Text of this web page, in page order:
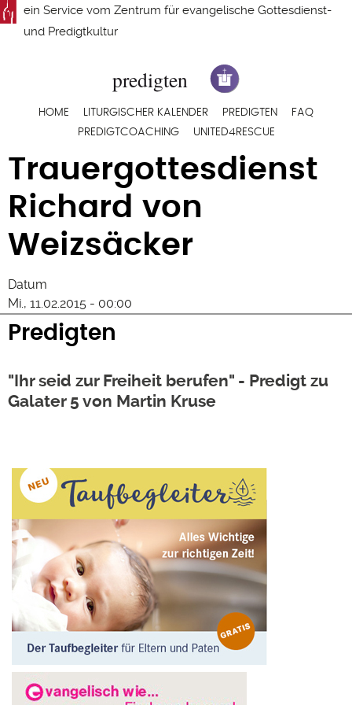
Direkt
zum
ein Service vom Zentrum für evangelische Gottesdienst-
und Predigtkultur
Hauptnavigation
HOME LITURGISCHER KALENDER PREDIGTEN
FAQ
PREDIGTCOACHING
UNITED4RESCUE
Trauergottesdienst
Richard von
Weizsäcker
Datum
Mi., 11.02.2015 - 00:00
Predigten
"Ihr seid zur Freiheit berufen" - Predigt zu
Galater 5 von Martin Kruse